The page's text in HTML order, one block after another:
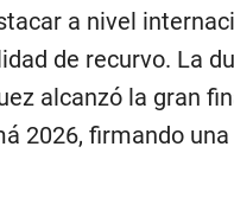
a nivel
de recurvo. La
alcanzó la gran
2026, firmando